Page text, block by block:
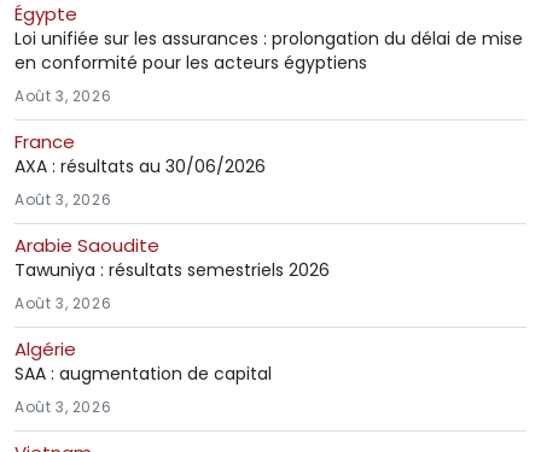
Égypte
Loi unifiée sur les assurances : prolongation du délai de mise
en conformité pour les acteurs égyptiens
Août 3, 2026
France
AXA : résultats au 30/06/2026
Août 3, 2026
Arabie Saoudite
Tawuniya : résultats semestriels 2026
Août 3, 2026
Algérie
SAA : augmentation de capital
Août 3, 2026